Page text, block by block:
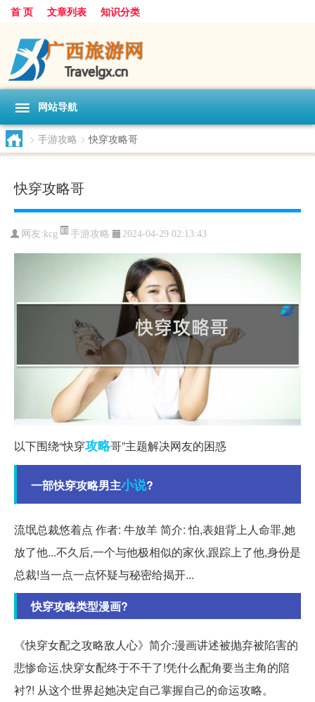
首 页 文章列表 知识分类
网站导航
> 手游攻略 > 快穿攻略哥
快穿攻略哥
网友: kcg 手游攻略 2024-04-29 02:13:43
以下围绕“快穿攻略哥”主题解决网友的困惑
一部快穿攻略男主小说?
流氓总裁悠着点 作者: 牛放羊 简介: 怕,表姐背上人命罪,她
放了他...不久后,一个与他极相似的家伙,跟踪上了他,身份是
总裁!当一点一点怀疑与秘密给揭开...
快穿攻略类型漫画?
《快穿女配之攻略敌人心》简介:漫画讲述被抛弃被陷害的
悲惨命运,快穿女配终于不干了!凭什么配角要当主角的陪
衬?! 从这个世界起她决定自己掌握自己的命运攻略。